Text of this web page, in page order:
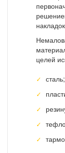
целей
сталь;